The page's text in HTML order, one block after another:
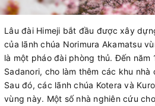
Lâu đài Himeji bắt đầu được xây
của lãnh chúa Norimura Akamatsu
là một pháo đài phòng thủ. Đến năm
Sadanori, cho làm thêm các khu
Sau đó, các lãnh chúa Kotera và
vùng này. Một số nhà nghiên cứu